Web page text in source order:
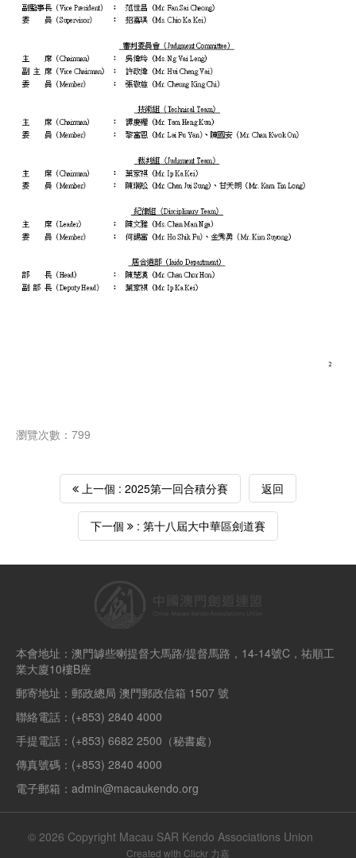
瀏覽次數：799
上一個 : 2025第一回合積分賽 返回
下一個 : 第十八屆大中華區劍道賽
本會地址：澳門罅些喇提督大馬路/提督馬路，14-14號C，祐順工
業大廈10樓B座
郵寄地址：郵政總局 澳門郵政信箱 1507 號
聯絡電話：(+853) 2840 4000
手提電話：(+853) 6682 2500（秘書處）
傳真號碼：(+853) 2840 4000
電子郵箱：admin@macaukendo.org
© 2026 Copyright Macau SAR Kendo Associations Union
Created with Clickr 力嘉